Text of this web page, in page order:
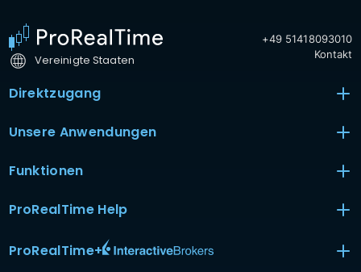
Vereinigte Staaten
+49 51418093010
Kontakt
Direktzugang
Unsere Anwendungen
Funktionen
ProRealTime Help
ProRealTime+